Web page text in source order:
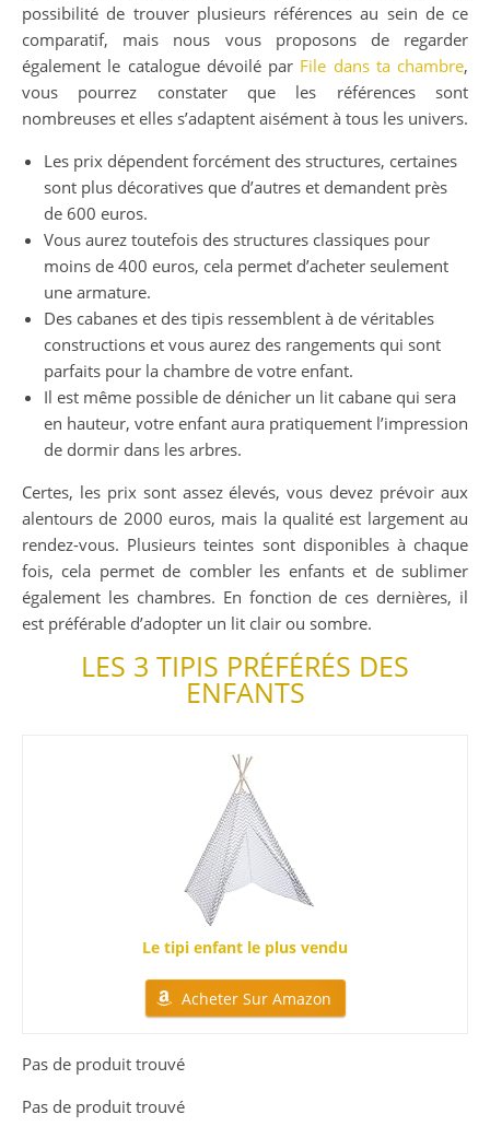
possibilité de trouver plusieurs références au sein de ce
comparatif, mais nous vous proposons de regarder
également le catalogue dévoilé par File dans ta chambre,
vous pourrez constater que les références sont
nombreuses et elles s’adaptent aisément à tous les univers.
Les prix dépendent forcément des structures, certaines
sont plus décoratives que d’autres et demandent près
de 600 euros.
Vous aurez toutefois des structures classiques pour
moins de 400 euros, cela permet d’acheter seulement
une armature.
Des cabanes et des tipis ressemblent à de véritables
constructions et vous aurez des rangements qui sont
parfaits pour la chambre de votre enfant.
Il est même possible de dénicher un lit cabane qui sera
en hauteur, votre enfant aura pratiquement l’impression
de dormir dans les arbres.
Certes, les prix sont assez élevés, vous devez prévoir aux
alentours de 2000 euros, mais la qualité est largement au
rendez-vous. Plusieurs teintes sont disponibles à chaque
fois, cela permet de combler les enfants et de sublimer
également les chambres. En fonction de ces dernières, il
est préférable d’adopter un lit clair ou sombre.
LES 3 TIPIS PRÉFÉRÉS DES
ENFANTS
Le tipi enfant le plus vendu
Acheter Sur Amazon
Pas de produit trouvé
Pas de produit trouvé